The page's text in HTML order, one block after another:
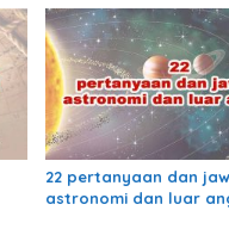
22 pertanyaan dan
astronomi dan luar